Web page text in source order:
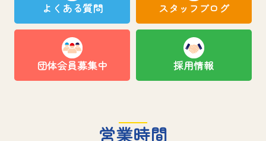
よくある質問 スタッフブログ
団体会員募集中 採用情報
営業時間